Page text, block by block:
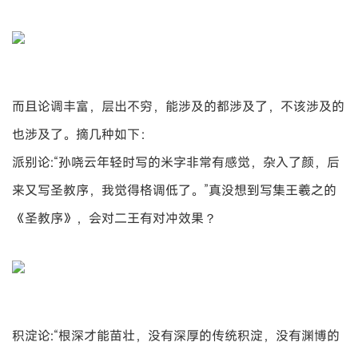
而且论调丰富，层出不穷，能涉及的都涉及了，不该涉及的
也涉及了。摘几种如下：
派别论:“孙哓云年轻时写的米字非常有感觉，杂入了颜，后
来又写圣教序，我觉得格调低了。”真没想到写集王羲之的
《圣教序》，会对二王有对冲效果？
积淀论:“根深才能苗壮，没有深厚的传统积淀，没有渊博的